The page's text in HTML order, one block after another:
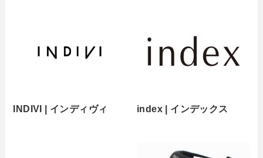
INDIVI | インディヴィ index | インデックス